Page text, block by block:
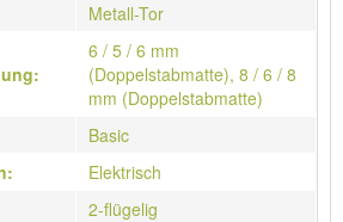
Metall-Tor
6 / 5 / 6 mm
(Doppelstabmatte), 8 / 6 / 8
mm (Doppelstabmatte)
Basic
Elektrisch
2-flügelig